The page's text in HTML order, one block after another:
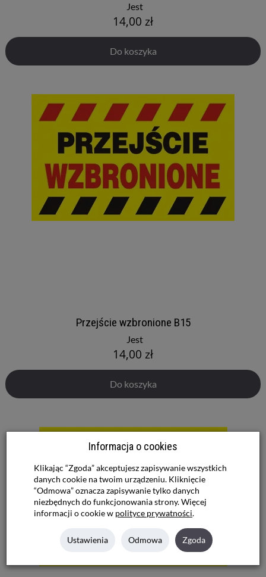
Jest
14,00 zł
Do koszyka
Przejście wzbronione B15
Jest
14,00 zł
Do koszyka
Informacja o cookies
Klikając “Zgoda” akceptujesz zapisywanie wszystkich
danych cookie na twoim urządzeniu. Kliknięcie
“Odmowa” oznacza zapisywanie tylko danych
niezbędnych do funkcjonowania strony. Więcej
informacji o cookie w polityce prywatności.
Ustawienia Odmowa Zgoda